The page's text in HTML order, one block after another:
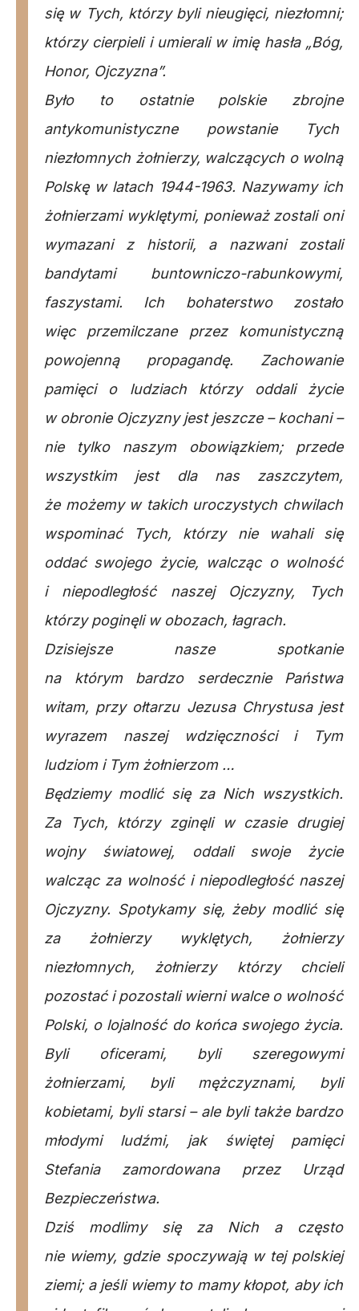
się w Tych, którzy byli nieugięci, niezłomni;
którzy cierpieli i umierali w imię hasła „Bóg,
Honor, Ojczyzna”.
Było to ostatnie polskie zbrojne
antykomunistyczne powstanie Tych
niezłomnych żołnierzy, walczących o wolną
Polskę w latach 1944-1963. Nazywamy ich
żołnierzami wyklętymi, ponieważ zostali oni
wymazani z historii, a nazwani zostali
bandytami buntowniczo-rabunkowymi,
faszystami. Ich bohaterstwo zostało
więc przemilczane przez komunistyczną
powojenną propagandę. Zachowanie
pamięci o ludziach którzy oddali życie
w obronie Ojczyzny jest jeszcze – kochani –
nie tylko naszym obowiązkiem; przede
wszystkim jest dla nas zaszczytem,
że możemy w takich uroczystych chwilach
wspominać Tych, którzy nie wahali się
oddać swojego życie, walcząc o wolność
i niepodległość naszej Ojczyzny, Tych
którzy poginęli w obozach, łagrach.
Dzisiejsze nasze spotkanie
na którym bardzo serdecznie Państwa
witam, przy ołtarzu Jezusa Chrystusa jest
wyrazem naszej wdzięczności i Tym
ludziom i Tym żołnierzom …
Będziemy modlić się za Nich wszystkich.
Za Tych, którzy zginęli w czasie drugiej
wojny światowej, oddali swoje życie
walcząc za wolność i niepodległość naszej
Ojczyzny. Spotykamy się, żeby modlić się
za żołnierzy wyklętych, żołnierzy
niezłomnych, żołnierzy którzy chcieli
pozostać i pozostali wierni walce o wolność
Polski, o lojalność do końca swojego życia.
Byli oficerami, byli szeregowymi
żołnierzami, byli mężczyznami, byli
kobietami, byli starsi – ale byli także bardzo
młodymi ludźmi, jak świętej pamięci
Stefania zamordowana przez Urząd
Bezpieczeństwa.
Dziś modlimy się za Nich a często
nie wiemy, gdzie spoczywają w tej polskiej
ziemi; a jeśli wiemy to mamy kłopot, aby ich